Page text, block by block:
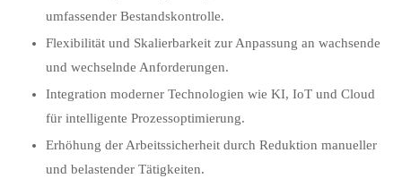
umfassender Bestandskontrolle.
Flexibilität und Skalierbarkeit zur Anpassung an wachsende
und wechselnde Anforderungen.
Integration moderner Technologien wie KI, IoT und Cloud
für intelligente Prozessoptimierung.
Erhöhung der Arbeitssicherheit durch Reduktion manueller
und belastender Tätigkeiten.